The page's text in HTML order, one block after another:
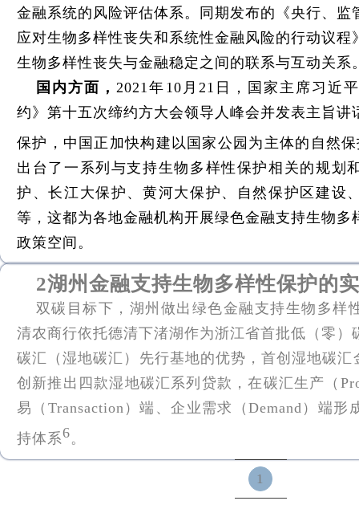
金融系统的风险评估体系。同期发布的《央行、监
应对生物多样性丧失和系统性金融风险的行动议程
生物多样性丧失与金融稳定之间的联系与互动关系
国内方面，2021年10月21日，国家主席习近
约》第十五次缔约方大会领导人峰会并发表主旨讲
保护，中国正加快构建以国家公园为主体的自然
出台了一系列与支持生物多样性保护相关的规划
护、长江大保护、黄河大保护、自然保护区建设
等，这都为各地金融机构开展绿色金融支持生物多
政策空间。
2湖州金融支持生物多样性保护的
双碳目标下，湖州做出绿色金融支持生物多样
清农商行依托德清下渚湖作为浙江省首批低（零）
碳汇（湿地碳汇）先行基地的优势，首创湿地碳汇
创新推出四款湿地碳汇系列贷款，在碳汇生产（
易（Transaction）端、企业需求（Demand）端形
持体系6。
1